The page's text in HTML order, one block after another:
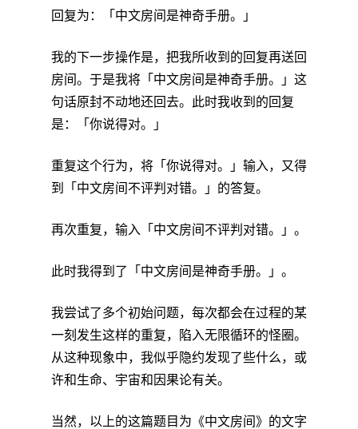
回复为：「中文房间是神奇手册。」
我的下一步操作是，把我所收到的回复再送回
房间。于是我将「中文房间是神奇手册。」这
句话原封不动地还回去。此时我收到的回复
是：「你说得对。」
重复这个行为，将「你说得对。」输入，又得
到「中文房间不评判对错。」的答复。
再次重复，输入「中文房间不评判对错。」。
此时我得到了「中文房间是神奇手册。」。
我尝试了多个初始问题，每次都会在过程的某
一刻发生这样的重复，陷入无限循环的怪圈。
从这种现象中，我似乎隐约发现了些什么，或
许和生命、宇宙和因果论有关。
当然，以上的这篇题目为《中文房间》的文字